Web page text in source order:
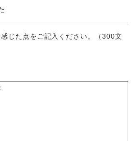
じた点をご記入ください。（300文